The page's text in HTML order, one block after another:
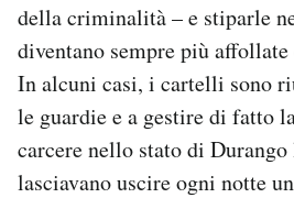
della criminalità – e stiparle
diventano sempre più
In alcuni casi, i cartelli sono
le guardie e a gestire di fatto
carcere nello stato di
lasciavano uscire ogni notte